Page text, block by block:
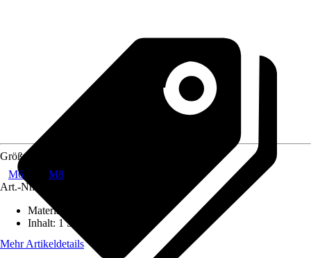
Größe
M6
M8
Art.-Nr.
Material
Inhalt: 1 Stück
Mehr Artikeldetails